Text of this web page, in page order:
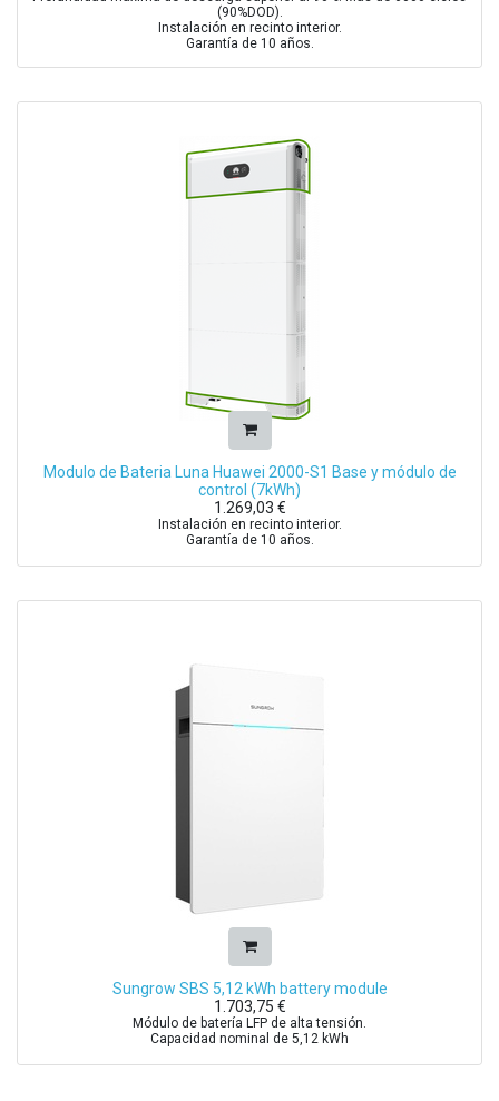
(90%DOD).
Instalación en recinto interior.
Garantía de 10 años.
Modulo de Bateria Luna Huawei 2000-S1 Base y módulo de
control (7kWh)
1.269,03 €
Instalación en recinto interior.
Garantía de 10 años.
Sungrow SBS 5,12 kWh battery module
1.703,75 €
Módulo de batería LFP de alta tensión.
Capacidad nominal de 5,12 kWh